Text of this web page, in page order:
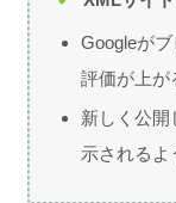
Googleが
評価が上が
新しく公開
示されるよ